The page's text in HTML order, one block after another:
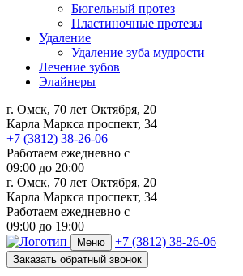
Бюгельный протез
Пластиночные протезы
Удаление
Удаление зуба мудрости
Лечение зубов
Элайнеры
г. Омск, 70 лет Октября, 20
Карла Маркса проспект, 34
+7 (3812) 38-26-06
Работаем ежедневно с
09:00 до 20:00
г. Омск, 70 лет Октября, 20
Карла Маркса проспект, 34
Работаем ежедневно с
09:00 до 19:00
Меню +7 (3812) 38-26-06
Заказать обратный звонок